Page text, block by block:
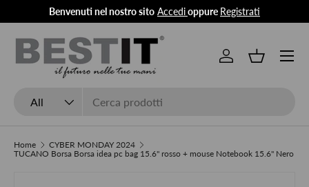
Skip to content
Benvenuti nel nostro sito Accedioppure Registrati
All
Log inBasket
Menu
Home
CYBER MONDAY 2024
TUCANO Borsa Borsa idea pc bag 15.6" rosso + mouse Notebook 15.6" Nero